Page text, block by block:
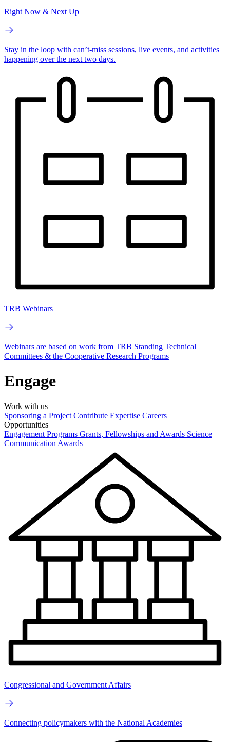
Right Now & Next Up
Stay in the loop with can’t-miss sessions, live events, and activities
happening over the next two days.
TRB Webinars
Webinars are based on work from TRB Standing Technical
Committees & the Cooperative Research Programs
Engage
Work with us
Sponsoring a Project Contribute Expertise Careers
Opportunities
Engagement Programs Grants, Fellowships and Awards Science
Communication Awards
Congressional and Government Affairs
Connecting policymakers with the National Academies